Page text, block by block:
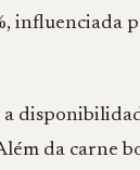
influenciada
a
da carne